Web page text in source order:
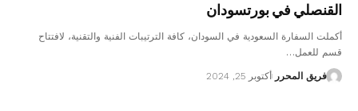
القنصلي في بورتسودان
أكملت السفارة السعودية في السودان، كافة الترتيبات الفنية والتقنية، لافتتاح
قسم للعمل…
فريق المحرر أكتوبر 25, 2024